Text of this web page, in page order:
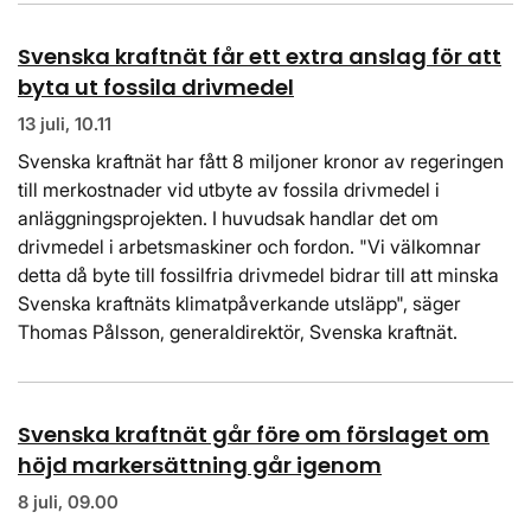
Svenska kraftnät får ett extra anslag för att
byta ut fossila drivmedel
13 juli, 10.11
Svenska kraftnät har fått 8 miljoner kronor av regeringen
till merkostnader vid utbyte av fossila drivmedel i
anläggningsprojekten. I huvudsak handlar det om
drivmedel i arbetsmaskiner och fordon. "Vi välkomnar
detta då byte till fossilfria drivmedel bidrar till att minska
Svenska kraftnäts klimatpåverkande utsläpp", säger
Thomas Pålsson, generaldirektör, Svenska kraftnät.
Svenska kraftnät går före om förslaget om
höjd markersättning går igenom
8 juli, 09.00